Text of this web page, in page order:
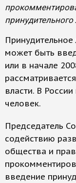
может быть
или в начале
власти. В
человек.
Председатель
содействию
общества и
введение